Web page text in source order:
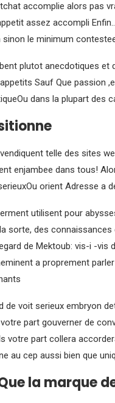
accomplie alors pas
assez accompli
le minimum
plutot anecdotiques
Sauf Que
dans la plupart des
telle des sites
enjambee dans tous!
orient Adresse a
utilisent pour
sorte, des
de Mektoub: vis-i -
a proprement
de voit serieux embryon
part gouverner de
votre part collera
au cep aussi bien que
la marque